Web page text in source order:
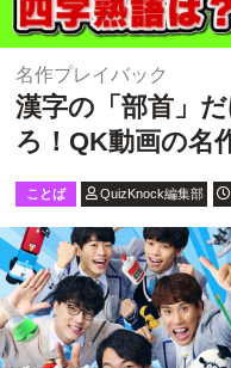
名作プレイバック
漢字の「部首」
ろ！QK動画の名
ことば QuizKnock編集部